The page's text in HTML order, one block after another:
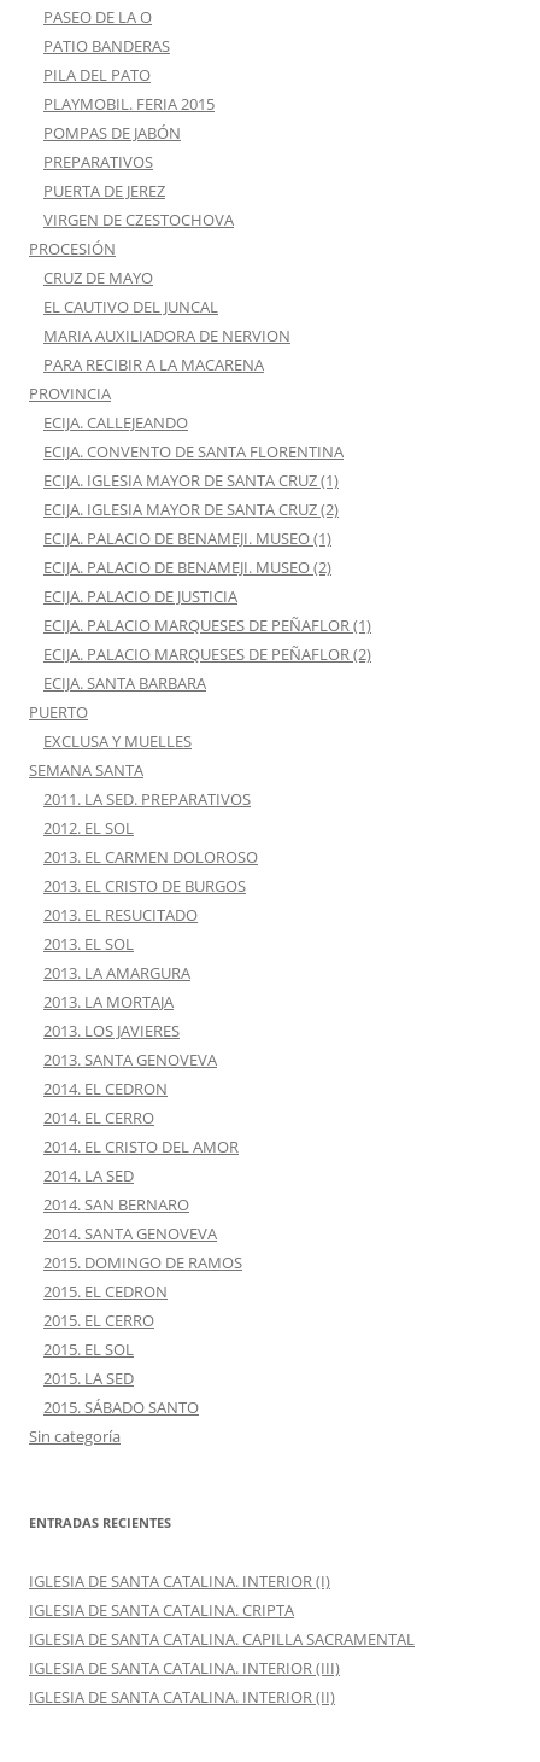
PASEO DE LA O
PATIO BANDERAS
PILA DEL PATO
PLAYMOBIL. FERIA 2015
POMPAS DE JABÓN
PREPARATIVOS
PUERTA DE JEREZ
VIRGEN DE CZESTOCHOVA
PROCESIÓN
CRUZ DE MAYO
EL CAUTIVO DEL JUNCAL
MARIA AUXILIADORA DE NERVION
PARA RECIBIR A LA MACARENA
PROVINCIA
ECIJA. CALLEJEANDO
ECIJA. CONVENTO DE SANTA FLORENTINA
ECIJA. IGLESIA MAYOR DE SANTA CRUZ (1)
ECIJA. IGLESIA MAYOR DE SANTA CRUZ (2)
ECIJA. PALACIO DE BENAMEJI. MUSEO (1)
ECIJA. PALACIO DE BENAMEJI. MUSEO (2)
ECIJA. PALACIO DE JUSTICIA
ECIJA. PALACIO MARQUESES DE PEÑAFLOR (1)
ECIJA. PALACIO MARQUESES DE PEÑAFLOR (2)
ECIJA. SANTA BARBARA
PUERTO
EXCLUSA Y MUELLES
SEMANA SANTA
2011. LA SED. PREPARATIVOS
2012. EL SOL
2013. EL CARMEN DOLOROSO
2013. EL CRISTO DE BURGOS
2013. EL RESUCITADO
2013. EL SOL
2013. LA AMARGURA
2013. LA MORTAJA
2013. LOS JAVIERES
2013. SANTA GENOVEVA
2014. EL CEDRON
2014. EL CERRO
2014. EL CRISTO DEL AMOR
2014. LA SED
2014. SAN BERNARO
2014. SANTA GENOVEVA
2015. DOMINGO DE RAMOS
2015. EL CEDRON
2015. EL CERRO
2015. EL SOL
2015. LA SED
2015. SÁBADO SANTO
Sin categoría
ENTRADAS RECIENTES
IGLESIA DE SANTA CATALINA. INTERIOR (I)
IGLESIA DE SANTA CATALINA. CRIPTA
IGLESIA DE SANTA CATALINA. CAPILLA SACRAMENTAL
IGLESIA DE SANTA CATALINA. INTERIOR (III)
IGLESIA DE SANTA CATALINA. INTERIOR (II)